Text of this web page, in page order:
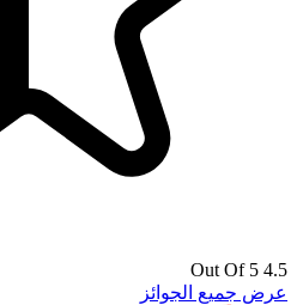
4.5 Out Of 5
عرض جميع الجوائز